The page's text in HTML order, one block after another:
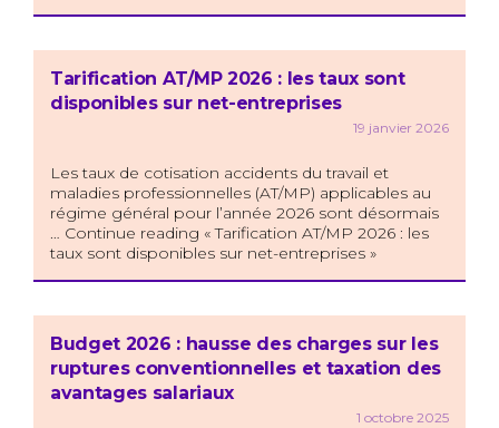
Tarification AT/MP 2026 : les taux sont
disponibles sur net-entreprises
19 janvier 2026
Les taux de cotisation accidents du travail et
maladies professionnelles (AT/MP) applicables au
régime général pour l’année 2026 sont désormais
… Continue reading « Tarification AT/MP 2026 : les
taux sont disponibles sur net-entreprises »
Budget 2026 : hausse des charges sur les
ruptures conventionnelles et taxation des
avantages salariaux
1 octobre 2025